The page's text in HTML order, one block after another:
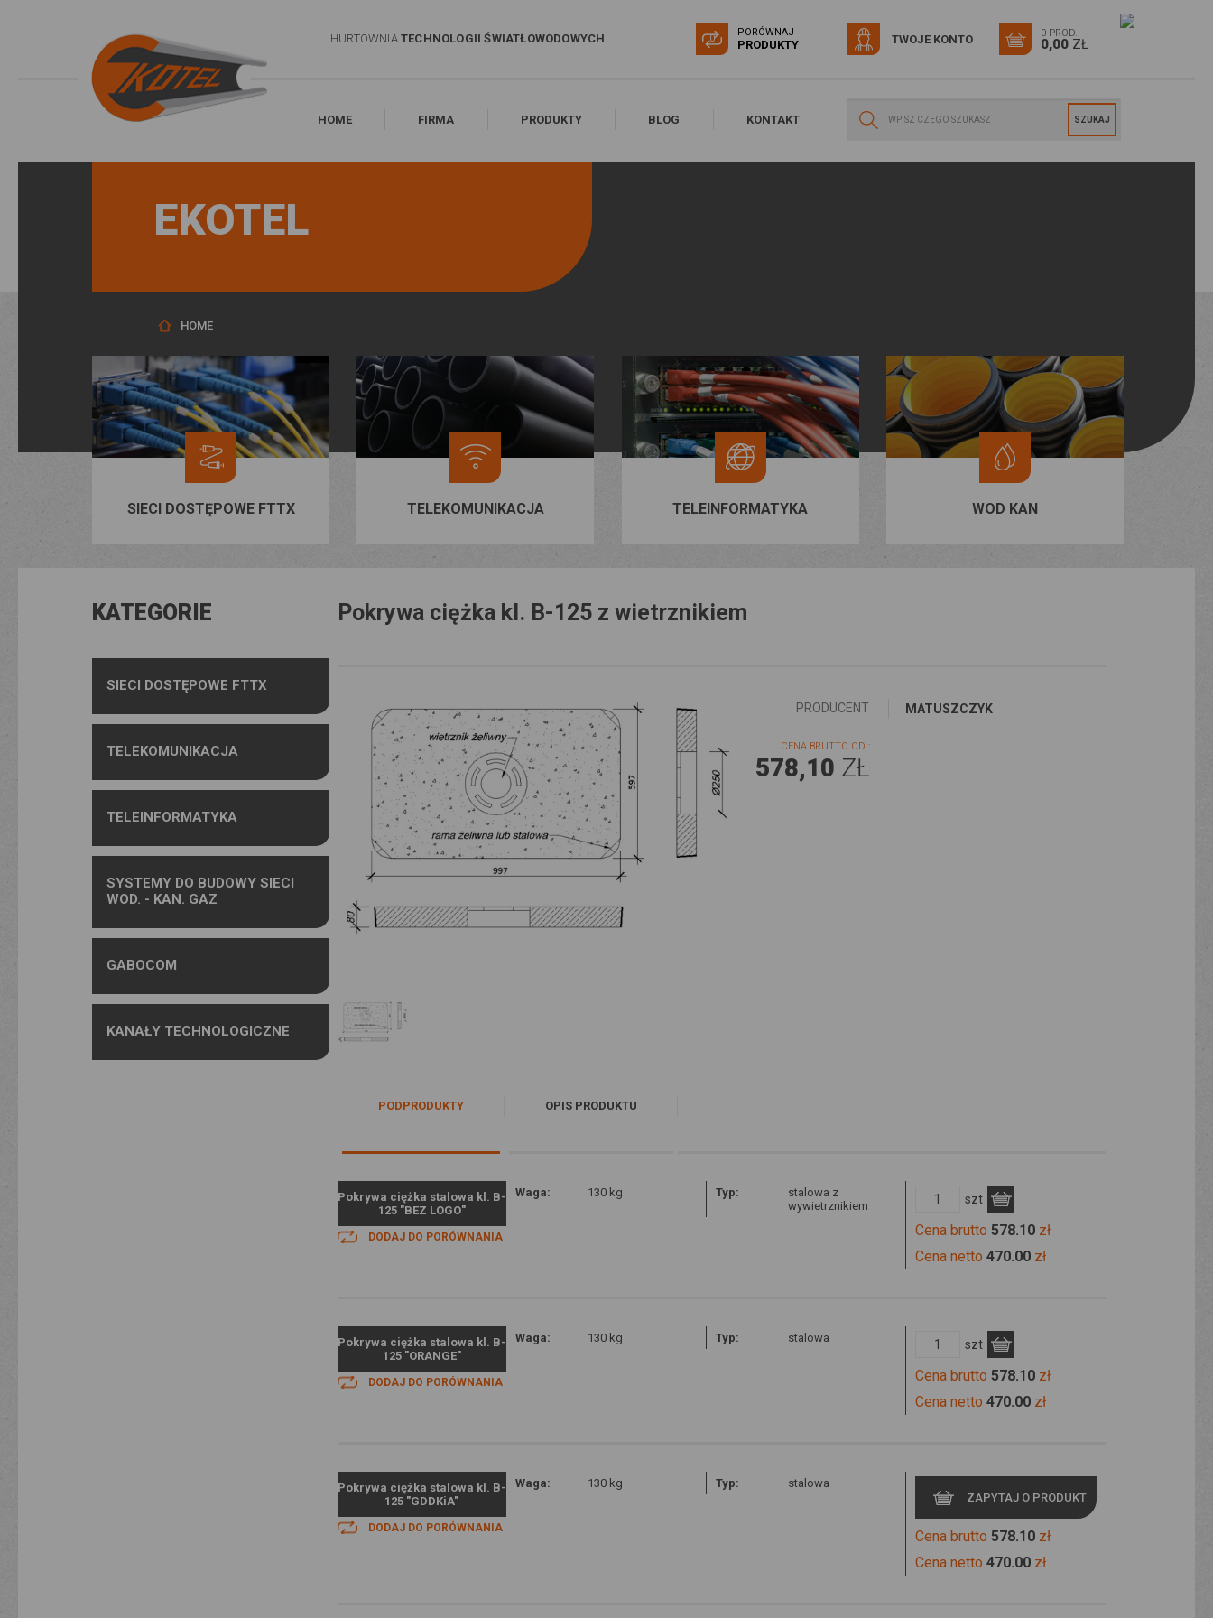
HURTOWNIA TECHNOLOGII ŚWIATŁOWODOWYCH 0
PORÓWNAJ
PRODUKTY TWOJE KONTO 0 PROD.
0,00ZŁ
HOME FIRMA PRODUKTY BLOG KONTAKT
EKOTEL
HOME
SIECI DOSTĘPOWE FTTX TELEKOMUNIKACJA TELEINFORMATYKA WOD KAN
KATEGORIE
SIECI DOSTĘPOWE FTTX
TELEKOMUNIKACJA
TELEINFORMATYKA
SYSTEMY DO BUDOWY SIECI
WOD. - KAN. GAZ
GABOCOM
KANAŁY TECHNOLOGICZNE
Pokrywa ciężka kl. B-125 z wietrznikiem
PRODUCENT MATUSZCZYK
CENA BRUTTO OD :
578,10 ZŁ
PODPRODUKTY OPIS PRODUKTU
Pokrywa ciężka stalowa kl. B-
125 "BEZ LOGO"
DODAJ DO PORÓWNANIA
Waga: 130 kg Typ:
stalowa z
wywietrznikiem
szt
Cena brutto578.10 zł
Cena netto470.00 zł
Pokrywa ciężka stalowa kl. B-
125 "ORANGE"
DODAJ DO PORÓWNANIA
Waga: 130 kg Typ: stalowa szt
Cena brutto578.10 zł
Cena netto470.00 zł
Pokrywa ciężka stalowa kl. B-
125 "GDDKiA"
DODAJ DO PORÓWNANIA
Waga: 130 kg Typ:
stalowa
ZAPYTAJ O PRODUKT
Cena brutto578.10 zł
Cena netto470.00 zł